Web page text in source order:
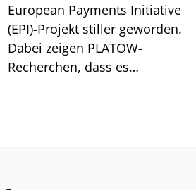
European Payments Initiative
(EPI)-Projekt stiller geworden.
Dabei zeigen PLATOW-
Recherchen, dass es